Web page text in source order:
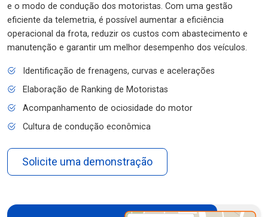
e o modo de condução dos motoristas. Com uma gestão
eficiente da telemetria, é possível aumentar a eficiência
operacional da frota, reduzir os custos com abastecimento e
manutenção e garantir um melhor desempenho dos veículos.
Identificação de frenagens, curvas e acelerações
Elaboração de Ranking de Motoristas
Acompanhamento de ociosidade do motor
Cultura de condução econômica
Solicite uma demonstração